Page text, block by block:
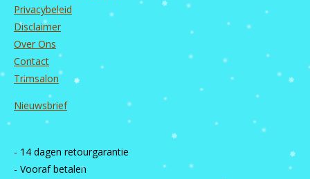
Privacybeleid
Disclaimer
Over Ons
Contact
Trimsalon
Nieuwsbrief
- 14 dagen retourgarantie
- Vooraf betalen